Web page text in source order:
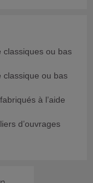
classiques ou bas
classique ou bas
à l’aide
d’ouvrages